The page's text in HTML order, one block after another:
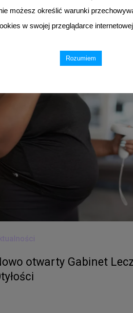
otwarty Gabinet
możesz określić warunki
w swojej przeglądarce
Rozumiem